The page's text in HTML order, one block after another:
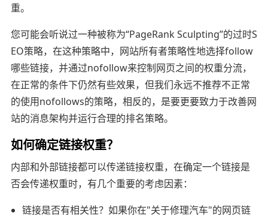
重。
您可能会听说过一种被称为“PageRank Sculpting”的过时S
EO策略，在这种策略中，网站所有者策略性地选择follow
哪些链接，并通过nofollow来控制网页之间的权重分流，
在正常的条件下仍然有些效果，但我们永远不推荐不正常
的使用nofollows的策略，相反的，是要更要致力于改善网
站的消息架构并运行合理的排名策略。
如何确定链接权重？
内部和外部链接都可以传递链接权重，在确定一个链接是
否会传递权重时，有几个重要的考虑因素：
链接是否有相关性？如果你在"关于修理汽车"的网页链